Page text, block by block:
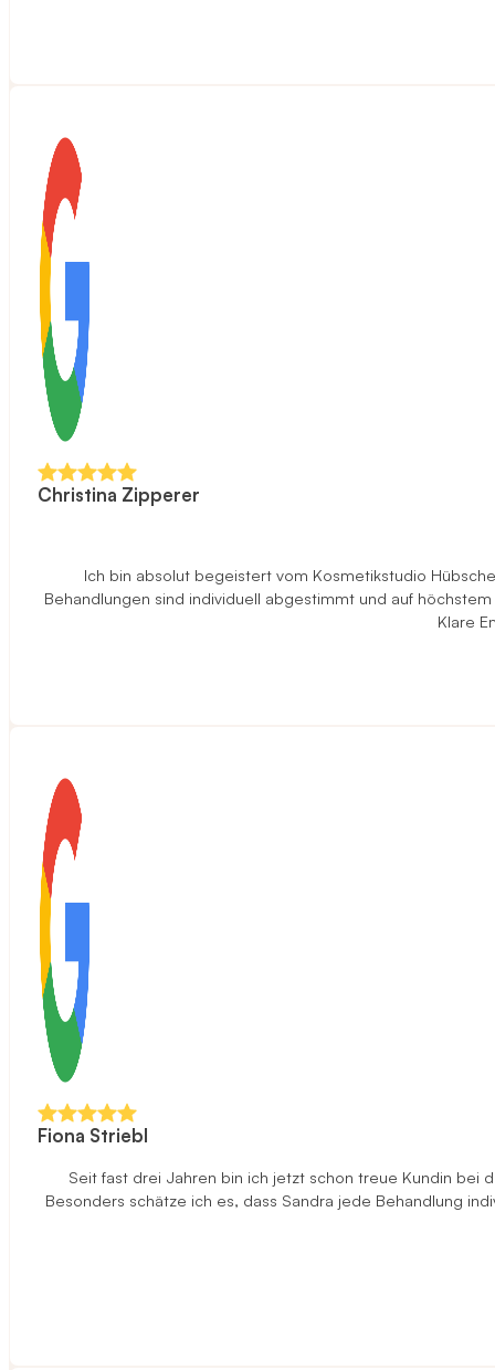
Christina Zipperer
Ich bin absolut begeistert vom Kosmetikstudio
Behandlungen sind individuell abgestimmt und auf
Klare
Fiona Striebl
Seit fast drei Jahren bin ich jetzt schon treue Kundin bei
Besonders schätze ich es, dass Sandra jede Behandlung